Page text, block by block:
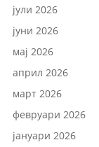
јули 2026
јуни 2026
мај 2026
април 2026
март 2026
февруари 2026
јануари 2026